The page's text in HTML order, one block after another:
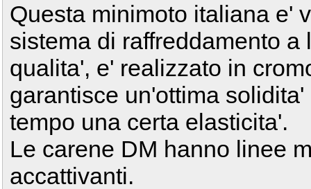
Questa minimoto italiana e'
sistema di raffreddamento
qualita', e' realizzato in
garantisce un'ottima
tempo una certa elasticita'.
Le carene DM hanno linee
accattivanti.